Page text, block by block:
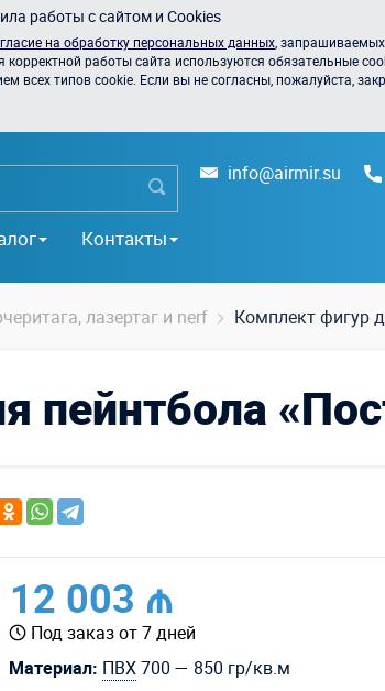
работы с сайтом и Cookies
на обработку персональных данных ,
работы сайта используются обязательные
всех типов cookie. Если вы не согласны, пожалуйста,
Контакты
info@airmir.su
лазертаг и nerf Комплект фигур
пейнтбола
12 003 ₼
Под заказ от 7 дней
Материал: ПВХ700 — 850 гр/кв.м